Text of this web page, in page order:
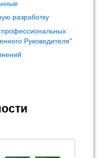
разработку
Руководителя"